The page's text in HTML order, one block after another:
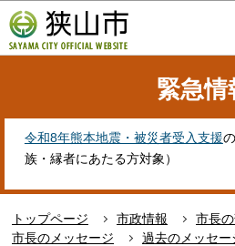
の
ペ
す
緊急情
令和8年熊本地震・被災者受入支援
族・縁者にあたる方対象）
トップページ 市政情報
市長
市長のメッセージ
過去のメッセー